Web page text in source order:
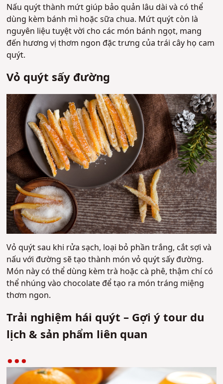
Nấu quýt thành mứt giúp bảo quản lâu dài và có thể
dùng kèm bánh mì hoặc sữa chua. Mứt quýt còn là
nguyên liệu tuyệt vời cho các món bánh ngọt, mang
đến hương vị thơm ngon đặc trưng của trái cây họ cam
quýt.
Vỏ quýt sấy đường
Vỏ quýt sau khi rửa sạch, loại bỏ phần trắng, cắt sợi và
nấu với đường sẽ tạo thành món vỏ quýt sấy đường.
Món này có thể dùng kèm trà hoặc cà phê, thậm chí có
thể nhúng vào chocolate để tạo ra món tráng miệng
thơm ngon.
Trải nghiệm hái quýt – Gợi ý tour du
lịch & sản phẩm liên quan